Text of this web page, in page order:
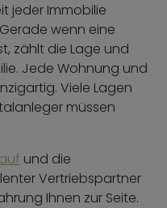
jeder Immobilie
wenn eine
zählt die Lage und
Jede Wohnung und
Viele Lagen
müssen
und die
Vertriebspartner
Ihnen zur Seite.